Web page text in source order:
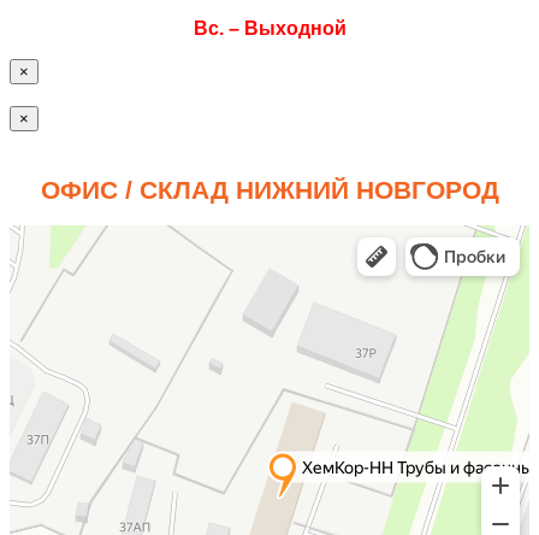
Вс. – Выходной
×
×
ОФИС / СКЛАД НИЖНИЙ НОВГОРОД